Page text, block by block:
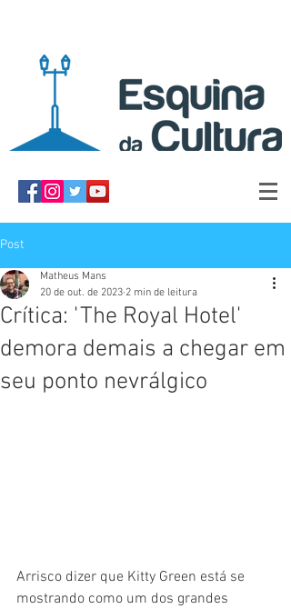
Post
Crítica: 'The Royal Hotel'
demora demais a chegar em
seu ponto nevrálgico
Matheus Mans
20 de out. de 2023 2 min de leitura
Arrisco dizer que Kitty Green está se
mostrando como um dos grandes